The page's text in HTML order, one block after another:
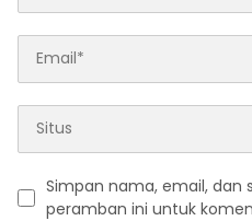
Simpan nama, email, dan
peramban ini untuk